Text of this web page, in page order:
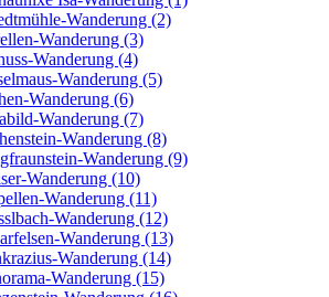
Wanderung (2)
Wanderung (3)
Wanderung (4)
Wanderung (5)
Wanderung (6)
Wanderung (7)
Wanderung (8)
Wanderung (9)
Wanderung (10)
Wanderung (11)
Wanderung (12)
Wanderung (13)
Wanderung (14)
Wanderung (15)